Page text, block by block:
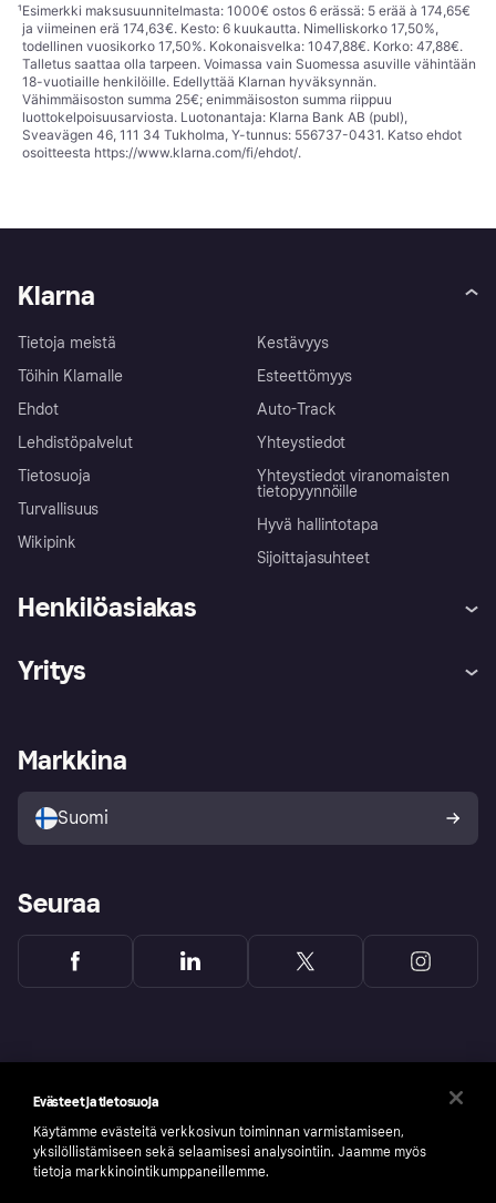
¹Esimerkki maksusuunnitelmasta: 1000€ ostos 6 erässä: 5 erää à 174,65€
ja viimeinen erä 174,63€. Kesto: 6 kuukautta. Nimelliskorko 17,50%,
todellinen vuosikorko 17,50%. Kokonaisvelka: 1047,88€. Korko: 47,88€.
Talletus saattaa olla tarpeen. Voimassa vain Suomessa asuville vähintään
18-vuotiaille henkilöille. Edellyttää Klarnan hyväksynnän.
Vähimmäisoston summa 25€; enimmäisoston summa riippuu
luottokelpoisuusarviosta. Luotonantaja: Klarna Bank AB (publ),
Sveavägen 46, 111 34 Tukholma, Y-tunnus: 556737-0431. Katso ehdot
osoitteesta https://www.klarna.com/fi/ehdot/.
Klarna
Tietoja meistä
Töihin Klarnalle
Ehdot
Lehdistöpalvelut
Tietosuoja
Turvallisuus
Wikipink
Kestävyys
Esteettömyys
Auto-Track
Yhteystiedot
Yhteystiedot viranomaisten
tietopyynnöille
Hyvä hallintotapa
Sijoittajasuhteet
Henkilöasiakas
Kirjaudu sisään
Tutustu kauppoihin
Ostajan turva
Yritys
Kirjaudu sisään yrityksenä
Markkina
Suomi
Seuraa
Evästeet ja tietosuoja
Käytämme evästeitä verkkosivun toiminnan varmistamiseen,
yksilöllistämiseen sekä selaamisesi analysointiin. Jaamme myös
tietoja markkinointikumppaneillemme.